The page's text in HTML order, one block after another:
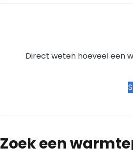
Direct weten hoeveel een
Zoek een